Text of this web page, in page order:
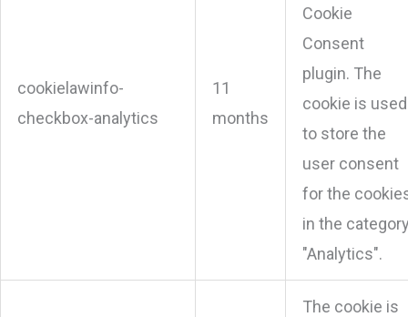
cookielawinfo-
checkbox-analytics
11
months
Cookie
Consent
plugin. The
cookie is used
to store the
user consent
for the
in the
"Analytics".
The cookie is